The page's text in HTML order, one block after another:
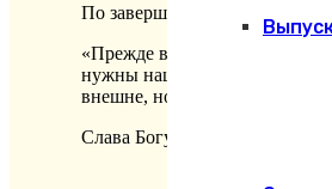
По завершении молебна
«Прежде всякого дела
нужны наши чистые души и
внешне, но и внутренне.
Слава Богу, что наши